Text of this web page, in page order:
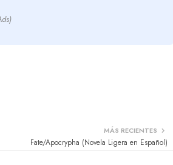
MÁS RECIENTES
Fate/Apocrypha (Novela Ligera en Español)